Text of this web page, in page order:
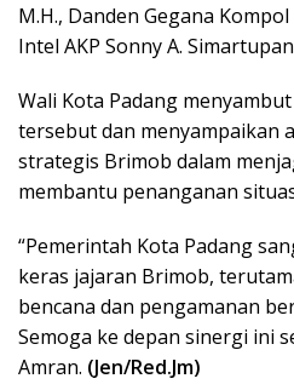
M.H., Danden Gegana
Intel AKP Sonny A.
Wali Kota Padang
tersebut dan menyampaikan
strategis Brimob dalam
membantu penanganan
“Pemerintah Kota Padang
keras jajaran Brimob,
bencana dan pengamanan
Semoga ke depan sinergi ini
Amran. (Jen/Red.Jm)